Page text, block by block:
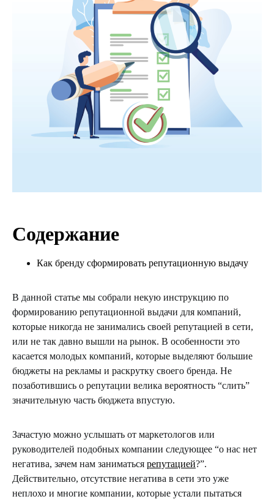
Содержание
Как бренду сформировать репутационную выдачу
В данной статье мы собрали некую инструкцию по
формированию репутационной выдачи для компаний,
которые никогда не занимались своей репутацией в сети,
или не так давно вышли на рынок. В особенности это
касается молодых компаний, которые выделяют большие
бюджеты на рекламы и раскрутку своего бренда. Не
позаботившись о репутации велика вероятность “слить”
значительную часть бюджета впустую.
Зачастую можно услышать от маркетологов или
руководителей подобных компании следующее “о нас нет
негатива, зачем нам заниматься репутацией?”.
Действительно, отсутствие негатива в сети это уже
неплохо и многие компании, которые устали пытаться